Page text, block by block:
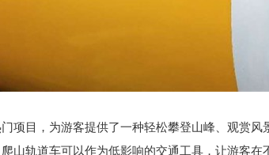
项目，为游客提供了一种轻松攀登山峰、观赏风
山轨道车可以作为低影响的交通工具，让游客